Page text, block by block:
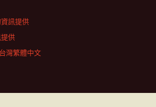
訊提供
供
灣繁體中文